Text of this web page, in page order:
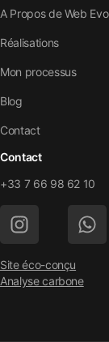
A Propos de Web
Réalisations
Mon processus
Blog
Contact
Contact
+33 7 66 98 62 10
Site éco-conçu
Analyse carbone